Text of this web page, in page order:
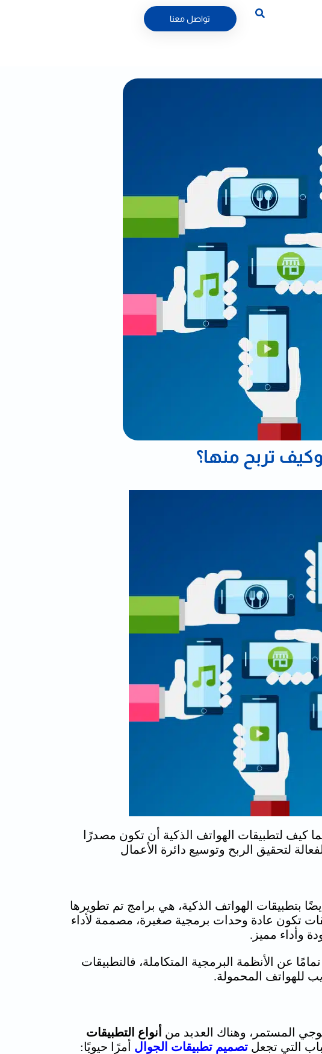
تواصل معنا
تربح منها؟
كيف لتطبيقات الهواتف الذكية أن تكون مصدرًا
لتحقيق الربح وتوسيع دائرة الأعمال
بتطبيقات الهواتف الذكية، هي برامج تم تطويرها
تكون عادة وحدات برمجية صغيرة، مصممة لأداء
وأداء مميز.
عن الأنظمة البرمجية المتكاملة، فالتطبيقات
للهواتف المحمولة.
المستمر، وهناك العديد من أنواع التطبيقات
التي تجعل تصميم تطبيقات الجوال أمرًا حيويًا: